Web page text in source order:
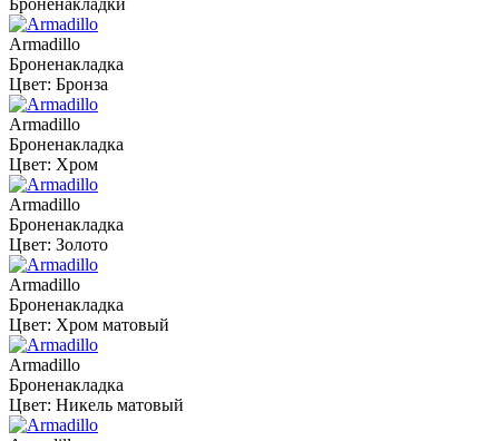
Armadillo
Броненакладка
Цвет: Бронза
Armadillo
Броненакладка
Цвет: Хром
Armadillo
Броненакладка
Цвет: Золото
Armadillo
Броненакладка
Цвет: Хром матовый
Armadillo
Броненакладка
Цвет: Никель матовый